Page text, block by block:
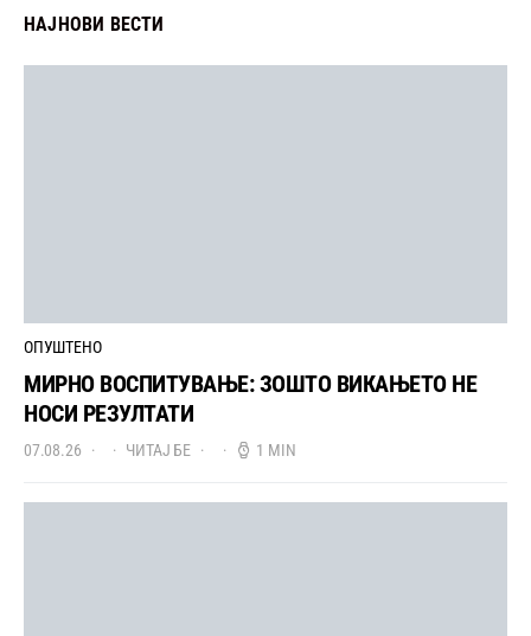
НАЈНОВИ ВЕСТИ
ОПУШТЕНО
МИРНО ВОСПИТУВАЊЕ: ЗОШТО ВИКАЊЕТО НЕ
НОСИ РЕЗУЛТАТИ
07.08.26 ЧИТАЈ БЕ 1 MIN